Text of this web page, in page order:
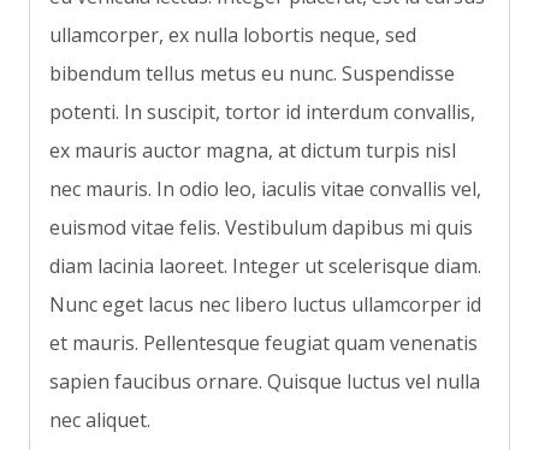
ullamcorper, ex nulla lobortis neque, sed
bibendum tellus metus eu nunc. Suspendisse
potenti. In suscipit, tortor id interdum convallis,
ex mauris auctor magna, at dictum turpis nisl
nec mauris. In odio leo, iaculis vitae convallis vel,
euismod vitae felis. Vestibulum dapibus mi quis
diam lacinia laoreet. Integer ut scelerisque diam.
Nunc eget lacus nec libero luctus ullamcorper id
et mauris. Pellentesque feugiat quam venenatis
sapien faucibus ornare. Quisque luctus vel nulla
nec aliquet.